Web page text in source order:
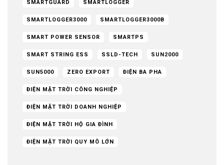
SMARTGUARD SMARTLOGGER
SMARTLOGGER3000 SMARTLOGGER3000B
SMART POWER SENSOR SMARTPS
SMART STRING ESS SSLD-TECH SUN2000
SUN5000 ZERO EXPORT ĐIỆN BA PHA
ĐIỆN MẶT TRỜI CÔNG NGHIỆP
ĐIỆN MẶT TRỜI DOANH NGHIỆP
ĐIỆN MẶT TRỜI HỘ GIA ĐÌNH
ĐIỆN MẶT TRỜI QUY MÔ LỚN